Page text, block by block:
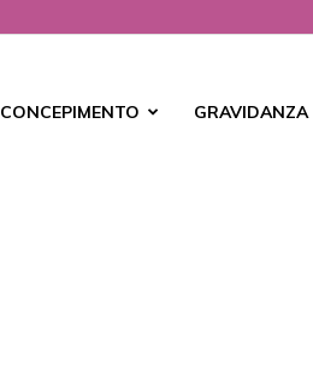
CONCEPIMENTO GRAVIDANZA